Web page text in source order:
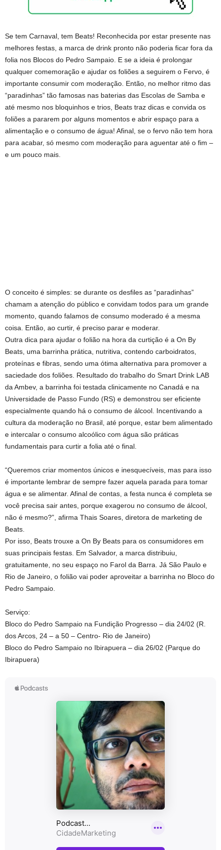
Se tem Carnaval, tem Beats! Reconhecida por estar presente nas
melhores festas, a marca de drink pronto não poderia ficar fora da
folia nos Blocos do Pedro Sampaio. E se a ideia é prolongar
qualquer comemoração e ajudar os foliões a seguirem o Fervo, é
importante consumir com moderação. Então, no melhor ritmo das
“paradinhas” tão famosas nas baterias das Escolas de Samba e
até mesmo nos bloquinhos e trios, Beats traz dicas e convida os
foliões a pararem por alguns momentos e abrir espaço para a
alimentação e o consumo de água! Afinal, se o fervo não tem hora
para acabar, só mesmo com moderação para aguentar até o fim –
e um pouco mais.
O conceito é simples: se durante os desfiles as “paradinhas”
chamam a atenção do público e convidam todos para um grande
momento, quando falamos de consumo moderado é a mesma
coisa. Então, ao curtir, é preciso parar e moderar.
Outra dica para ajudar o folião na hora da curtição é a On By
Beats, uma barrinha prática, nutritiva, contendo carboidratos,
proteínas e fibras, sendo uma ótima alternativa para promover a
saciedade dos foliões. Resultado do trabalho do Smart Drink LAB
da Ambev, a barrinha foi testada clinicamente no Canadá e na
Universidade de Passo Fundo (RS) e demonstrou ser eficiente
especialmente quando há o consumo de álcool. Incentivando a
cultura da moderação no Brasil, até porque, estar bem alimentado
e intercalar o consumo alcoólico com água são práticas
fundamentais para curtir a folia até o final.
“Queremos criar momentos únicos e inesquecíveis, mas para isso
é importante lembrar de sempre fazer aquela parada para tomar
água e se alimentar. Afinal de contas, a festa nunca é completa se
você precisa sair antes, porque exagerou no consumo de álcool,
não é mesmo?”, afirma Thais Soares, diretora de marketing de
Beats.
Por isso, Beats trouxe a On By Beats para os consumidores em
suas principais festas. Em Salvador, a marca distribuiu,
gratuitamente, no seu espaço no Farol da Barra. Já São Paulo e
Rio de Janeiro, o folião vai poder aproveitar a barrinha no Bloco do
Pedro Sampaio.
Serviço:
Bloco do Pedro Sampaio na Fundição Progresso – dia 24/02 (R.
dos Arcos, 24 – a 50 – Centro- Rio de Janeiro)
Bloco do Pedro Sampaio no Ibirapuera – dia 26/02 (Parque do
Ibirapuera)